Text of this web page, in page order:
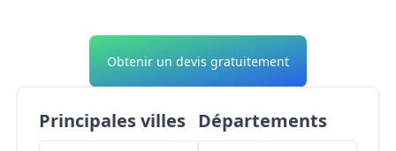
Obtenir un devis gratuitement
Principales villes Départements